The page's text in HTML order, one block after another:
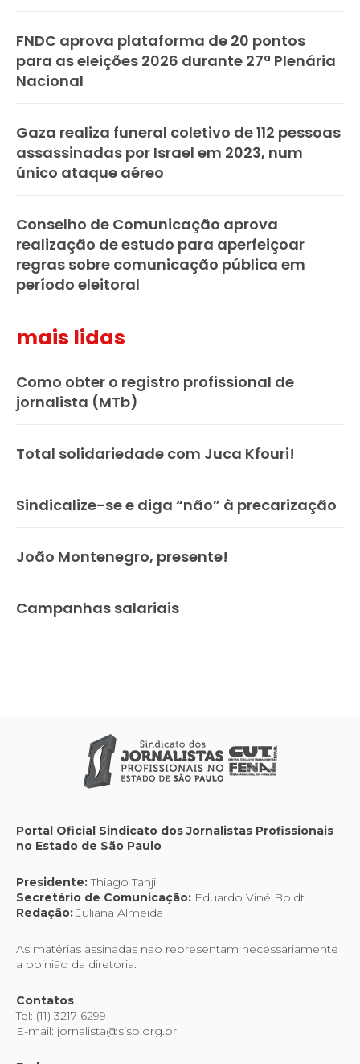
FNDC aprova plataforma de 20 pontos
para as eleições 2026 durante 27ª Plenária
Nacional
Gaza realiza funeral coletivo de 112 pessoas
assassinadas por Israel em 2023, num
único ataque aéreo
Conselho de Comunicação aprova
realização de estudo para aperfeiçoar
regras sobre comunicação pública em
período eleitoral
mais lidas
Como obter o registro profissional de
jornalista (MTb)
Total solidariedade com Juca Kfouri!
Sindicalize-se e diga “não” à precarização
João Montenegro, presente!
Campanhas salariais
Portal Oficial Sindicato dos Jornalistas Profissionais
no Estado de São Paulo
Presidente:Thiago Tanji
Secretário de Comunicação: Eduardo Viné Boldt
Redação:Juliana Almeida
As matérias assinadas não representam necessariamente
a opinião da diretoria.
Contatos
Tel: (11) 3217-6299
E-mail: jornalista@sjsp.org.br